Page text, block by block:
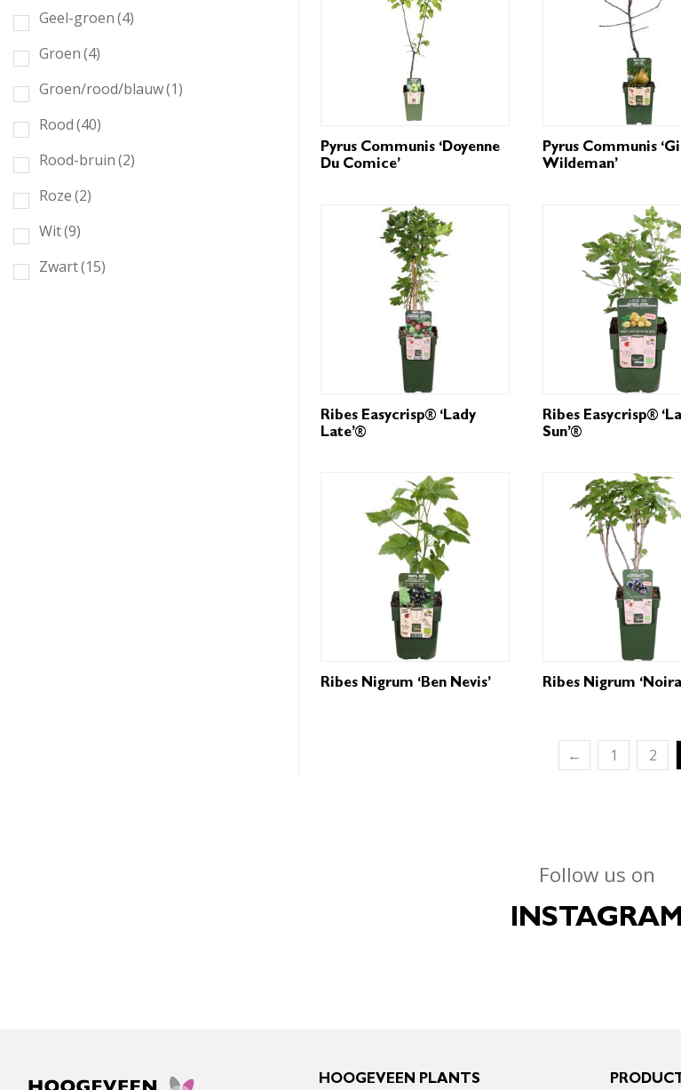
Geel-groen(4)
Groen(4)
Groen/rood/blauw(1)
Rood(40)
Rood-bruin(2)
Roze(2)
Wit(9)
Zwart(15)
Pyrus Communis ‘Doyenne
Du Comice’
Pyrus Communis
Wildeman’
Ribes Easycrisp® ‘Lady
Late’®
Ribes Easycrisp®
Sun’®
Ribes Nigrum ‘Ben Nevis’ Ribes Nigrum
← 1 2
Follow us on
INSTAGRAM
HOOGEVEEN PLANTS